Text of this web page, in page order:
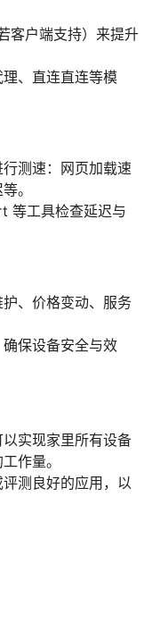
客户端支持）来提升
、直连直连等模
测速：网页加载速
。
等工具检查延迟与
、价格变动、服务
保设备安全与效
实现家里所有设备
作量。
测良好的应用，以